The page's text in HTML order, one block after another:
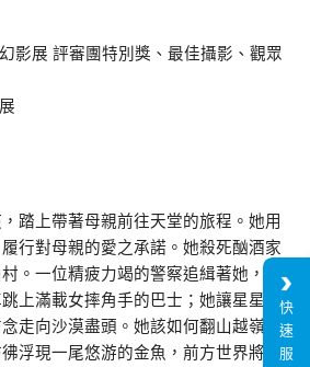
影展 評審團特別獎、最佳攝影、觀眾
踏上帶著母親前往天堂的旅程。她用
行對母親的愛之承諾。她殺死酗酒家
。一位精疲力竭的警察追緝著她，她
上滿載女摔角手的巴士；她讓星星指
走向沙漠盡頭。她該如何翻山越嶺，
浮現一尾悠游的金魚，前方世界將是
快
速
服